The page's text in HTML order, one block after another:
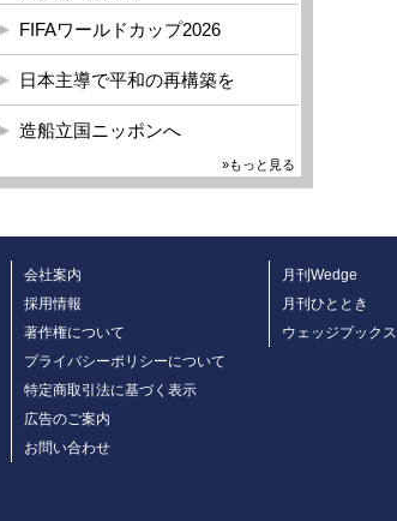
FIFAワールドカップ2026
日本主導で平和の再構築を
造船立国ニッポンへ
»もっと見る
会社案内
採用情報
著作権について
プライバシーポリシーについて
特定商取引法に基づく表示
広告のご案内
お問い合わせ
月刊Wedge
月刊ひととき
ウェッジブックス